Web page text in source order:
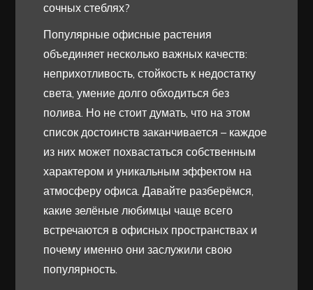
сочных стеблях?
Популярные офисные растения
объединяет несколько важных качеств:
неприхотливость, стойкость к недостатку
света, умение долго обходиться без
полива. Но не стоит думать, что на этом
список достоинств заканчивается – каждое
из них может похвастаться собственным
характером и уникальным эффектом на
атмосферу офиса. Давайте разберёмся,
какие зелёные любимцы чаще всего
встречаются в офисных пространствах и
почему именно они заслужили свою
популярность.